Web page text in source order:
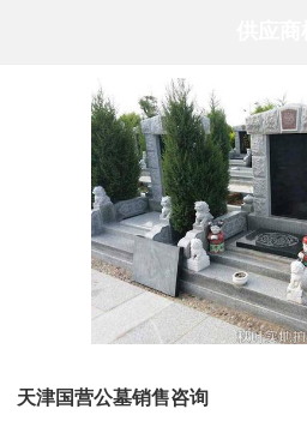
天津国营公墓销售咨询